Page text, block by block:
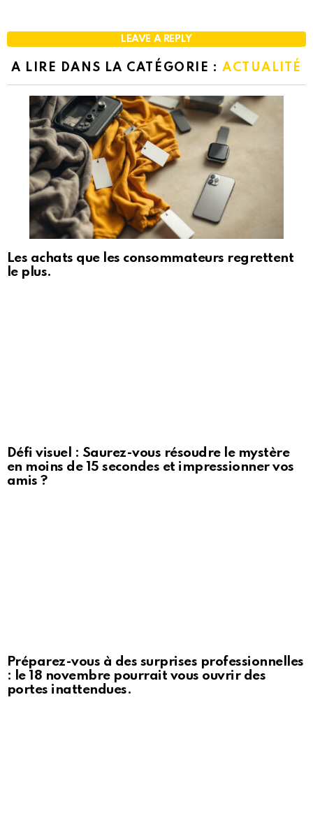
LEAVE A REPLY
A LIRE DANS LA CATÉGORIE : ACTUALITÉ
Les achats que les consommateurs regrettent
le plus.
Défi visuel : Saurez-vous résoudre le mystère
en moins de 15 secondes et impressionner vos
amis ?
Préparez-vous à des surprises professionnelles
: le 18 novembre pourrait vous ouvrir des
portes inattendues.